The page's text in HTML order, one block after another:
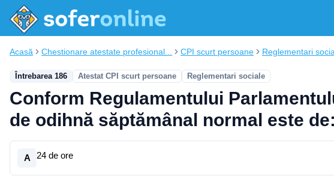
Acasă Chestionare atestate profesional... CPI scurt persoane Reglementari
Întrebarea 186 Atestat CPI scurt persoane Reglementari sociale
Conform Regulamentului
de odihnă săptămânal normal este de:
A 24 de ore